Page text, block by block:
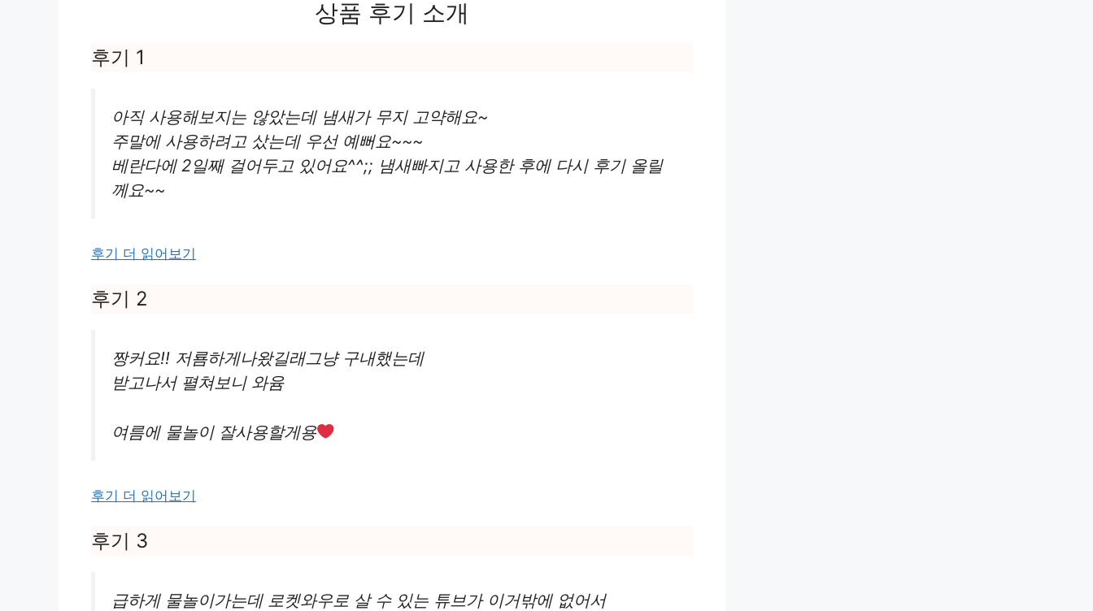
상품 후기 소개
후기 1
아직 사용해보지는 않았는데 냄새가 무지 고약해요~
주말에 사용하려고 샀는데 우선 예뻐요~~~
베란다에 2일째 걸어두고 있어요^^;; 냄새빠지고 사용한 후에 다시 후기 올릴
께요~~
후기 더 읽어보기
후기 2
짱커요!! 저룜하게나왔길래그냥 구내했는데
받고나서 펼쳐보니 와윰
여름에 물놀이 잘사용할게용
후기 더 읽어보기
후기 3
급하게 물놀이가는데 로켓와우로 살 수 있는 튜브가 이거밖에 없어서